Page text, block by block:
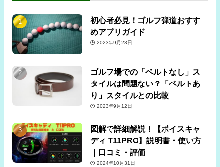
初心者必見！ゴルフ弾道おすす
めアプリガイド
2023年9月23日
ゴルフ場での「ベルトなし」ス
タイルは問題ない？「ベルトあ
り」スタイルとの比較
2023年9月12日
図解で詳細解説！【ボイスキャ
ディ T11PRO】説明書・使い方
｜口コミ・評価
2024年10月31日